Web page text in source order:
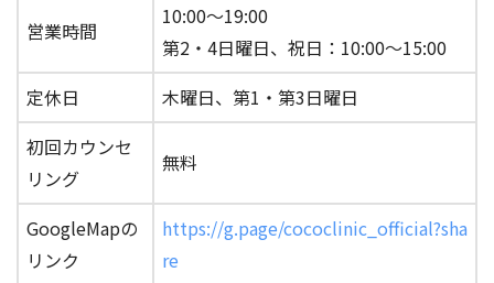
営業時間
10:00〜19:00
第2・4日曜日、祝日：10:00〜15:00
定休日
木曜日、第1・第3日曜日
初回カウンセ
リング
無料
GoogleMapの
リンク
https://g.page/cococlinic_official?sha
re